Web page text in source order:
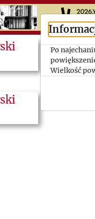
To
1947-06-
Henryk
Po
Wielkość